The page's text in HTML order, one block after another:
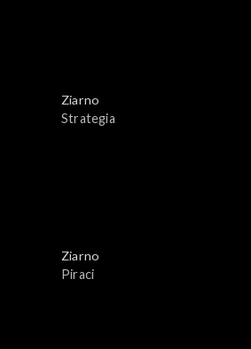
Ziarno
Strategia
Ziarno
Piraci